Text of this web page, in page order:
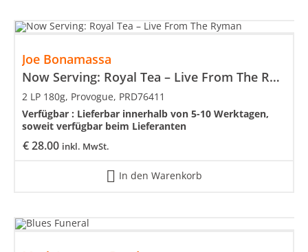
Joe Bonamassa
Now Serving: Royal Tea – Live From The Ryman
€28.00 inkl. MwSt.
2 LP 180g, Provogue, PRD76411
Verfügbar : Lieferbar innerhalb von 5-10 Werktagen,
soweit verfügbar beim Lieferanten
In den Warenkorb